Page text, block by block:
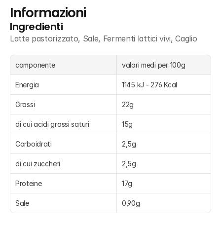
Informazioni
Ingredienti
Latte pastorizzato, Sale, Fermenti lattici vivi, Caglio
componente valori medi per 100g
Energia 1145 kJ - 276 Kcal
Grassi 22g
di cui acidi grassi saturi 15g
Carboidrati 2,5g
di cui zuccheri 2,5g
Proteine 17g
Sale 0,90g